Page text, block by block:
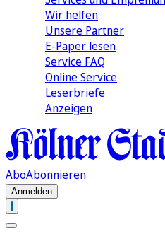
Wir helfen
Unsere Partner
E-Paper lesen
Service FAQ
Online Service
Leserbriefe
Anzeigen
AboAbonnieren
Anmelden